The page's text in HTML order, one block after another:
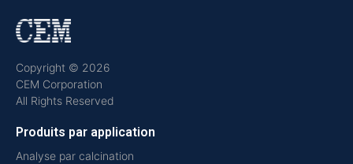
Copyright © 2026
CEM Corporation
All Rights Reserved
Produits par application
Analyse par calcination